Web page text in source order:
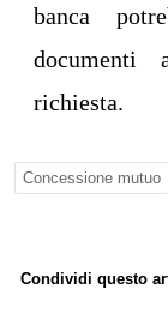
banca
documenti
richiesta.
Concessione mutuo
Condividi questo